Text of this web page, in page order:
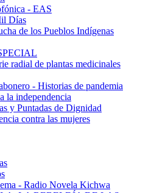
- EAS
Días
de los Pueblos Indígenas
radial de plantas medicinales
- Historias de pandemia
la independencia
y Puntadas de Dignidad
contra las mujeres
- Radio Novela Kichwa